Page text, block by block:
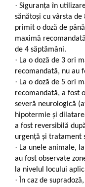
· Siguranţa în
sănătoşi cu vârsta
primit o doză de
maximă
de 4 săptămâni.
· La o doză de 3 ori
recomandată, nu au
· La o doză de 5 ori
recomandată, a fost
severă neurologică
hipotermie și
a fost reversibilă
urgență și tratament
· La unele animale,
au fost observate
la nivelul locului
· În caz de